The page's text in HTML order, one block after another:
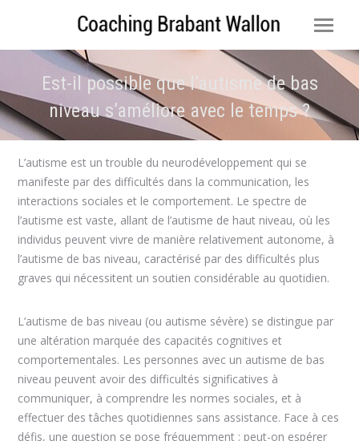
Est-il possible que l’autisme de bas
niveau s’améliore avec le temps ?
Vous êtes ici :
L’autisme est un trouble du neurodéveloppement qui se
manifeste par des difficultés dans la communication, les
interactions sociales et le comportement. Le spectre de
l’autisme est vaste, allant de l’autisme de haut niveau, où les
individus peuvent vivre de manière relativement autonome, à
l’autisme de bas niveau, caractérisé par des difficultés plus
graves qui nécessitent un soutien considérable au quotidien.
L’autisme de bas niveau (ou autisme sévère) se distingue par
une altération marquée des capacités cognitives et
comportementales. Les personnes avec un autisme de bas
niveau peuvent avoir des difficultés significatives à
communiquer, à comprendre les normes sociales, et à
effectuer des tâches quotidiennes sans assistance. Face à ces
défis, une question se pose fréquemment : peut-on espérer